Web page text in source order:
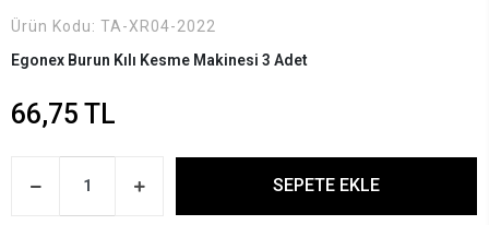
Ürün Kodu: TA-XR04-2022
Egonex Burun Kılı Kesme Makinesi 3 Adet
66,75 TL
SEPETE EKLE